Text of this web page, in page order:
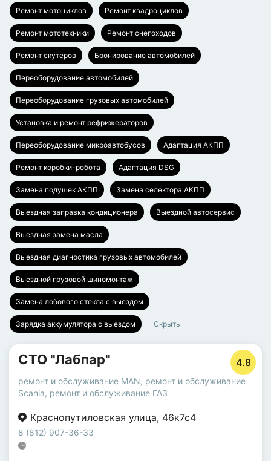
Ремонт мотоциклов Ремонт квадроциклов
Ремонт мототехники Ремонт снегоходов
Ремонт скутеров Бронирование автомобилей
Переоборудование автомобилей
Переоборудование грузовых автомобилей
Установка и ремонт рефрижераторов
Переоборудование микроавтобусов Адаптация АКПП
Ремонт коробки-робота Адаптация DSG
Замена подушек АКПП Замена селектора АКПП
Выездная заправка кондиционера Выездной автосервис
Выездная замена масла
Выездная диагностика грузовых автомобилей
Выездной грузовой шиномонтаж
Замена лобового стекла с выездом
Зарядка аккумулятора с выездом Скрыть
СТО "Лабпар" 4.8
ремонт и обслуживание MAN, ремонт и обслуживание
Scania, ремонт и обслуживание ГАЗ
Краснопутиловская улица, 46к7с4
8 (812) 907-36-33